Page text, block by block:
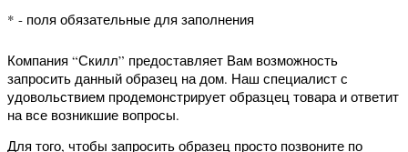
Вами и уточнит Ваши вопросы.
Для того, чтобы заказать обратный
звонок заполните нижеприведённую
форму.